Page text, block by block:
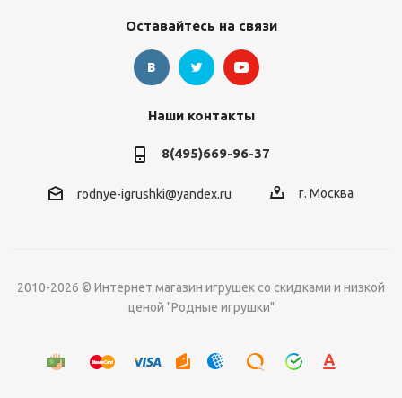
Оставайтесь на связи
Наши контакты
8(495)669-96-37
rodnye-igrushki@yandex.ru г. Москва
2010-2026 © Интернет магазин игрушек со скидками и низкой
ценой "Родные игрушки"